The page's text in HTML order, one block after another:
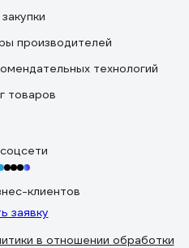
производителей
технологий
товаров
клиентов
заявку
в отношении обработки